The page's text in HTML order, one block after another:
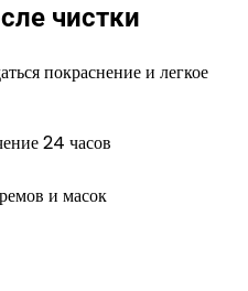
чистки
покраснение и легкое
24 часов
и масок